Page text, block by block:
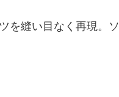
を縫い目なく再現。ソ